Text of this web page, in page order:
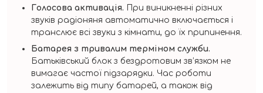
Голосова активація. При виникненні різних
звуків радіоняня автоматично включається і
транслює всі звуки з кімнати, до їх припинення.
Батарея з тривалим терміном служби.
Батьківський блок з бездротовим зв’язком не
вимагає частої підзарядки. Час роботи
залежить від типу батарей, а також від